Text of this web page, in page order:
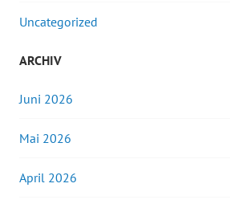
Uncategorized
ARCHIV
Juni 2026
Mai 2026
April 2026